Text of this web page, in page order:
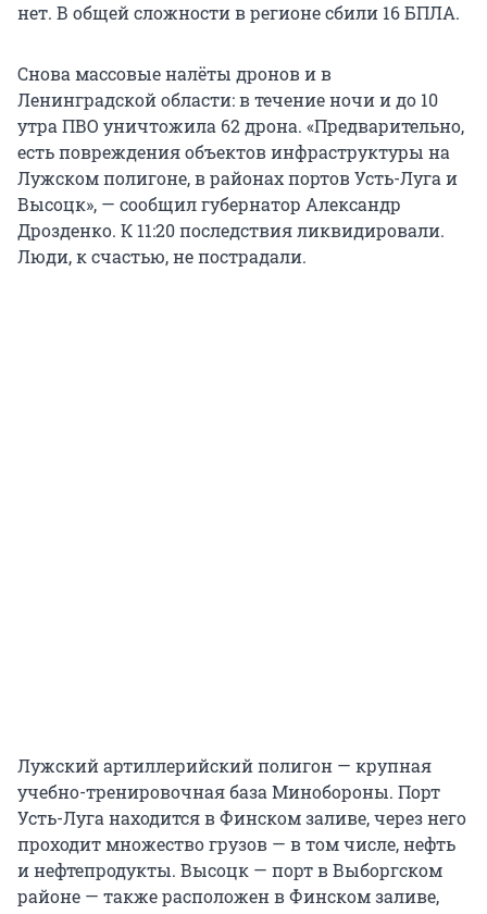
нет. В общей сложности в регионе сбили 16 БПЛА.
Снова массовые налёты дронов и в
Ленинградской области: в течение ночи и до 10
утра ПВО уничтожила 62 дрона. «Предварительно,
есть повреждения объектов инфраструктуры на
Лужском полигоне, в районах портов Усть-Луга и
Высоцк», — сообщил губернатор Александр
Дрозденко. К 11:20 последствия ликвидировали.
Люди, к счастью, не пострадали.
Лужский артиллерийский полигон — крупная
учебно-тренировочная база Минобороны. Порт
Усть-Луга находится в Финском заливе, через него
проходит множество грузов — в том числе, нефть
и нефтепродукты. Высоцк — порт в Выборгском
районе — также расположен в Финском заливе,